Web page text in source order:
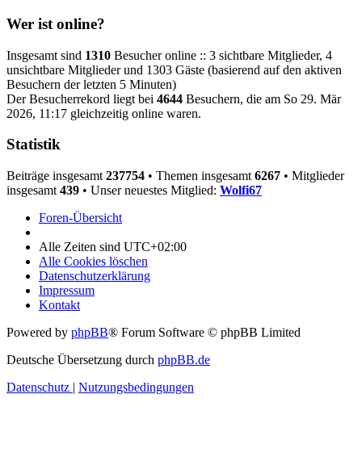
Wer ist online?
Insgesamt sind 1310 Besucher online :: 3 sichtbare Mitglieder, 4
unsichtbare Mitglieder und 1303 Gäste (basierend auf den aktiven
Besuchern der letzten 5 Minuten)
Der Besucherrekord liegt bei 4644 Besuchern, die am So 29. Mär
2026, 11:17 gleichzeitig online waren.
Statistik
Beiträge insgesamt 237754 • Themen insgesamt 6267 • Mitglieder
insgesamt 439 • Unser neuestes Mitglied: Wolfi67
Foren-Übersicht
Alle Zeiten sind UTC+02:00
Alle Cookies löschen
Datenschutzerklärung
Impressum
Kontakt
Powered by phpBB® Forum Software © phpBB Limited
Deutsche Übersetzung durch phpBB.de
Datenschutz | Nutzungsbedingungen